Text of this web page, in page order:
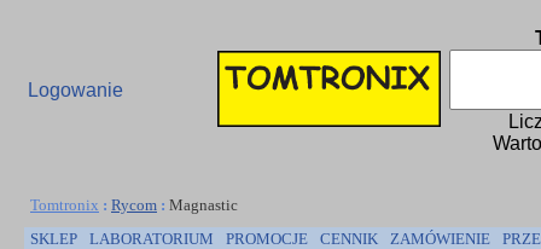
Logowanie
Tomtronix : Rycom : Magnastic
SKLEP
LABORATORIUM PROMOCJE CENNIK ZAMÓWIENIE